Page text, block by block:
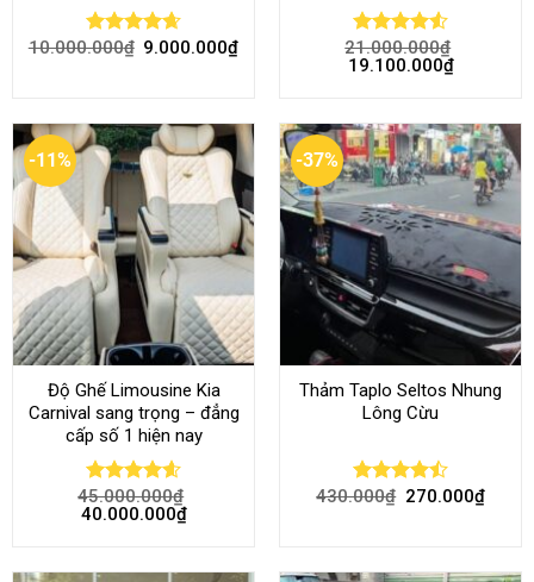
Rated 4.68
10.000.000₫ 9.000.000₫ Rated4.52
out of 5
21.000.000₫
19.100.000₫
-11%
Độ Ghế Limousine Kia
Carnival sang trọng – đẳng
cấp số 1 hiện nay
Rated4.58
out of 5
45.000.000₫
40.000.000₫
-37%
Thảm Taplo Seltos Nhung
Lông Cừu
Rated
430.000₫ 270.000₫